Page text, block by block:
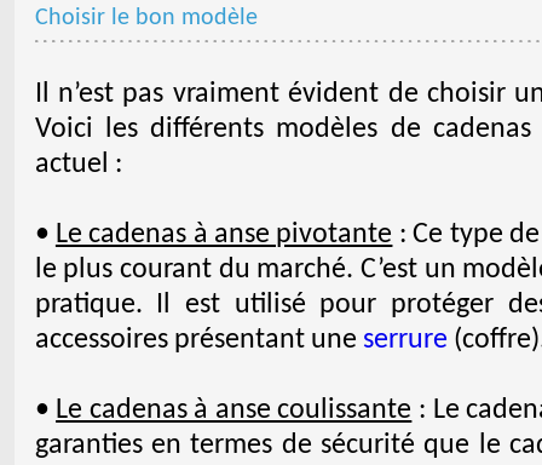
Choisir le bon modèle
Il n’est pas vraiment évident de choisir
Voici les différents modèles de
actuel :
• Le cadenas à anse pivotante : Ce type
le plus courant du marché. C’est un
pratique. Il est utilisé pour protéger
accessoires présentant une serrure
• Le cadenas à anse coulissante : Le
garanties en termes de sécurité que le